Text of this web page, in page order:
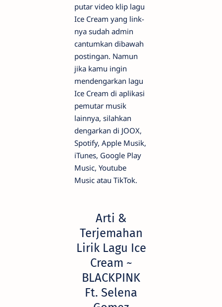
putar video klip lagu
Ice Cream yang link-
nya sudah admin
cantumkan dibawah
postingan. Namun
jika kamu ingin
mendengarkan lagu
Ice Cream di aplikasi
pemutar musik
lainnya, silahkan
dengarkan di JOOX,
Spotify, Apple Musik,
iTunes, Google Play
Music, Youtube
Music atau TikTok.
Arti &
Terjemahan
Lirik Lagu Ice
Cream ~
BLACKPINK
Ft. Selena